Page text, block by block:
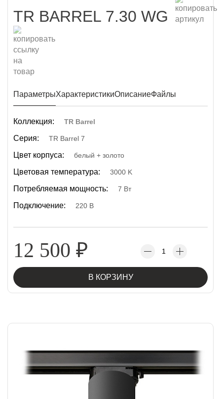
TR BARREL 7.30 WG
ПараметрыХарактеристикиОписаниеФайлы
Коллекция: TR Barrel
Серия: TR Barrel 7
Цвет корпуса: белый + золото
Цветовая температура: 3000 K
Потребляемая мощность: 7 Вт
Подключение: 220 В
12 500 ₽
В КОРЗИНУ